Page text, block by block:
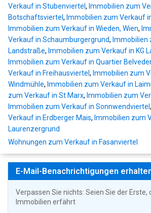
Verkauf in Stubenviertel , Immobilien zum
Botschaftsviertel , Immobilien zum Verkauf
Immobilien zum Verkauf in Wieden, Wien,
Verkauf in Schaumburgergrund, Immobilien
Landstraße, Immobilien zum Verkauf in KG
Immobilien zum Verkauf in Quartier
Verkauf in Freihausviertel , Immobilien zum
Windmühle, Immobilien zum Verkauf in
zum Verkauf in St Marx, Immobilien zum
Immobilien zum Verkauf in Sonnwendviertel ,
Verkauf in Erdberger Mais, Immobilien zum
Laurenzergrund
Wohnungen zum Verkauf in Fasanviertel
E-Mail-Benachrichtigungen
Verpassen Sie nichts: Seien Sie der Erste,
Immobilien erfährt